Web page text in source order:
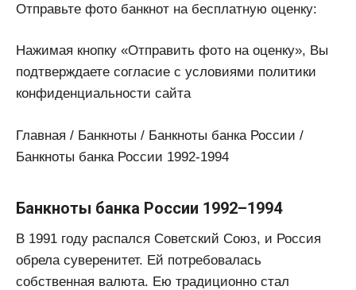
Отправьте фото банкнот на бесплатную оценку:
Нажимая кнопку «Отправить фото на оценку», Вы
подтверждаете согласие с условиями политики
конфиденциальности сайта
Главная / Банкноты / Банкноты банка России /
Банкноты банка России 1992-1994
Банкноты банка России 1992–1994
В 1991 году распался Советский Союз, и Россия
обрела суверенитет. Ей потребовалась
собственная валюта. Ею традиционно стал